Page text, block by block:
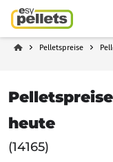
Pelletspreise
heute
(14165)